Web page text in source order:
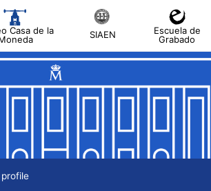
Casa de la
SIAEN
Escuela de
Grabado